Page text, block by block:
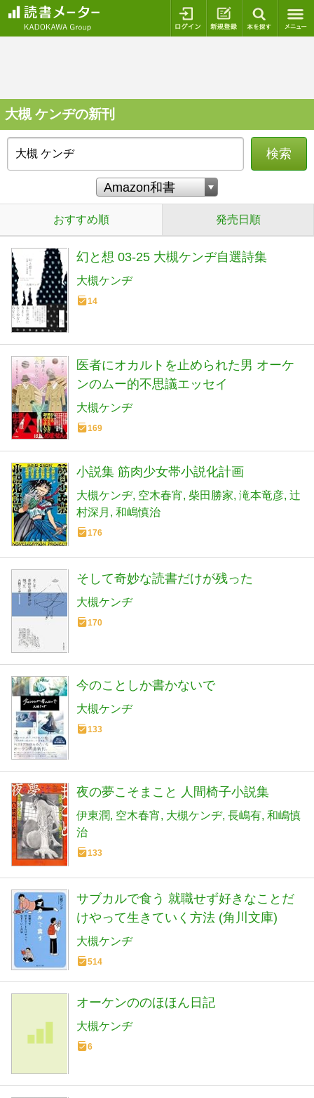
ログイン 新規登録
大槻 ケンヂの新刊
検索
おすすめ順 発売日順
幻と想 03-25 大槻ケンヂ自選詩集
大槻ケンヂ
14
医者にオカルトを止められた男 オーケ
ンのムー的不思議エッセイ
大槻ケンヂ
169
小説集 筋肉少女帯小説化計画
大槻ケンヂ 空木春宵 柴田勝家 滝本竜彦 辻
村深月
和嶋慎治
176
そして奇妙な読書だけが残った
大槻ケンヂ
170
今のことしか書かないで
大槻ケンヂ
133
夜の夢こそまこと 人間椅子小説集
伊東潤 空木春宵 大槻ケンヂ 長嶋有 和嶋慎
治
133
サブカルで食う 就職せず好きなことだ
けやって生きていく方法 (角川文庫)
大槻ケンヂ
514
オーケンののほほん日記
大槻ケンヂ
6